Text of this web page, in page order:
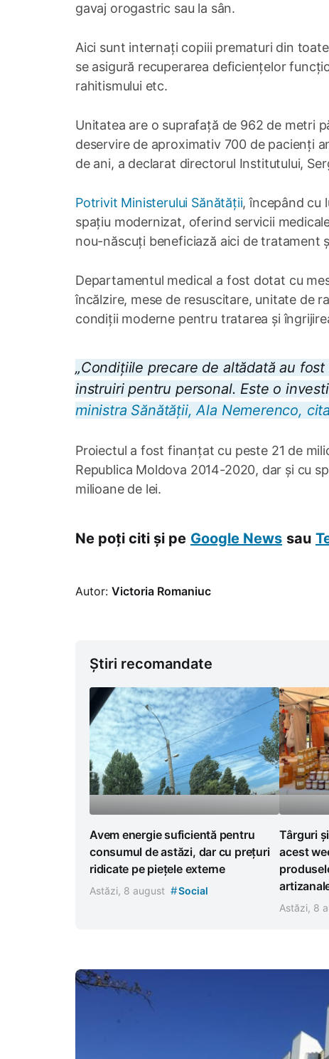
gavaj orogastric sau la sân.
Aici sunt internați copiii prematuri din
se asigură recuperarea deficiențelor
rahitismului etc.
Unitatea are o suprafață de 962 de metri
deservire de aproximativ 700 de pacienți
de ani, a declarat directorul Institutului,
Potrivit Ministerului Sănătății, începând cu
spațiu modernizat, oferind servicii
nou-născuți beneficiază aici de tratament
Departamentul medical a fost dotat cu
încălzire, mese de resuscitare, unitate de
condiții moderne pentru tratarea și
„Condițiile precare de altădată au
instruiri pentru personal. Este o
ministra Sănătății, Ala Nemerenco,
Proiectul a fost finanțat cu peste 21 de
Republica Moldova 2014-2020, dar și cu
milioane de lei.
Ne poți citi și pe Google News sau
Autor: Victoria Romaniuc
Știri recomandate
Avem energie suficientă pentru
consumul de astăzi, dar cu prețuri
ridicate pe piețele externe
Astăzi, 8 august #Social
Târguri
acest
Astăzi, 8